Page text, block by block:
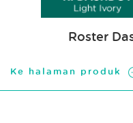
Roster
Ke halaman produk